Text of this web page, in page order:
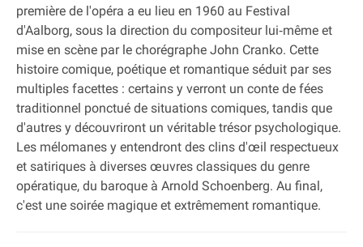
première de l'opéra a eu lieu en 1960 au Festival
d'Aalborg, sous la direction du compositeur lui‐même et
mise en scène par le chorégraphe John Cranko. Cette
histoire comique, poétique et romantique séduit par ses
multiples facettes : certains y verront un conte de fées
traditionnel ponctué de situations comiques, tandis que
d'autres y découvriront un véritable trésor psychologique.
Les mélomanes y entendront des clins d'œil respectueux
et satiriques à diverses œuvres classiques du genre
opératique, du baroque à Arnold Schoenberg. Au final,
c'est une soirée magique et extrêmement romantique.